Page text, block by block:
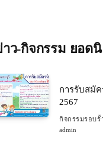
ว-กิจกรรม ยอด
การรับสมั
2567
กิจกรรมรอบ
admin